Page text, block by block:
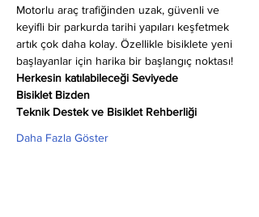
Motorlu araç trafiğinden uzak, güvenli ve
keyifli bir parkurda tarihi yapıları keşfetmek
artık çok daha kolay. Özellikle bisiklete yeni
başlayanlar için harika bir başlangıç noktası!
Herkesin katılabileceği Seviyede
Bisiklet Bizden
Teknik Destek ve Bisiklet Rehberliği
Daha Fazla Göster